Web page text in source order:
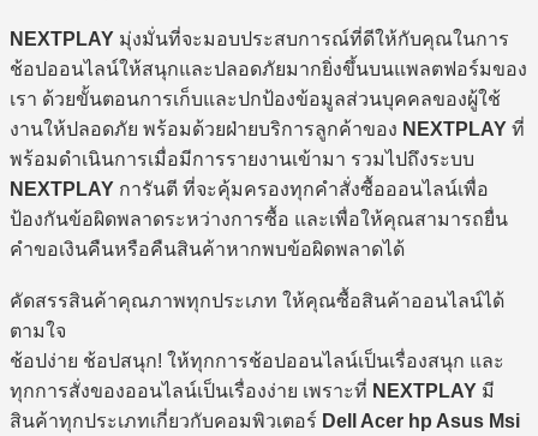
NEXTPLAY มุ่งมั่นที่จะมอบประสบการณ์ที่ดีให้กับคุณในการ
ช้อปออนไลน์ให้สนุกและปลอดภัยมากยิ่งขึ้นบนแพลตฟอร์มของ
เรา ด้วยขั้นตอนการเก็บและปกป้องข้อมูลส่วนบุคคลของผู้ใช้
งานให้ปลอดภัย พร้อมด้วยฝ่ายบริการลูกค้าของ NEXTPLAY ที่
พร้อมดำเนินการเมื่อมีการรายงานเข้ามา รวมไปถึงระบบ
NEXTPLAY การันตี ที่จะคุ้มครองทุกคำสั่งซื้อออนไลน์เพื่อ
ป้องกันข้อผิดพลาดระหว่างการซื้อ และเพื่อให้คุณสามารถยื่น
คำขอเงินคืนหรือคืนสินค้าหากพบข้อผิดพลาดได้
คัดสรรสินค้าคุณภาพทุกประเภท ให้คุณซื้อสินค้าออนไลน์ได้
ตามใจ
ช้อปง่าย ช้อปสนุก! ให้ทุกการช้อปออนไลน์เป็นเรื่องสนุก และ
ทุกการสั่งของออนไลน์เป็นเรื่องง่าย เพราะที่ NEXTPLAY มี
สินค้าทุกประเภทเกี่ยวกับคอมพิวเตอร์ Dell Acer hp Asus Msi